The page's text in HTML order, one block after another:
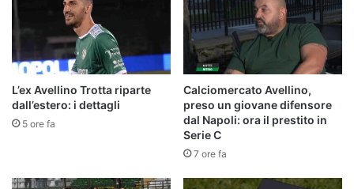
L’ex Avellino Trotta riparte
dall’estero: i dettagli
5 ore fa
Calciomercato Avellino,
preso un giovane difensore
dal Napoli: ora il prestito in
Serie C
7 ore fa